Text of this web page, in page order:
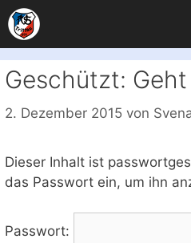
Zum
Inhalt
springen
Geschützt:
2. Dezember 2015 von
Dieser Inhalt ist
das Passwort ein, um ihn
Passwort: